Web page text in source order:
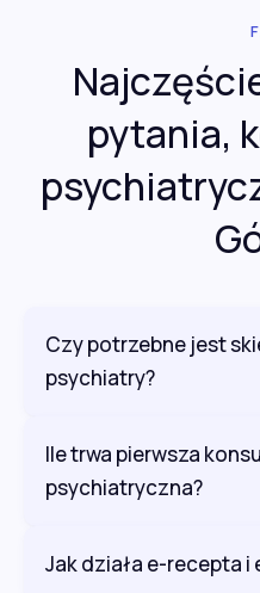
pytania,
Czy potrzebne jest
psychiatry?
Ile trwa pierwsza
psychiatryczna?
Jak działa e-recepta i